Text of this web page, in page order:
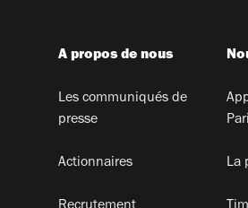
A propos de nous
Les communiqués de
presse
Actionnaires La